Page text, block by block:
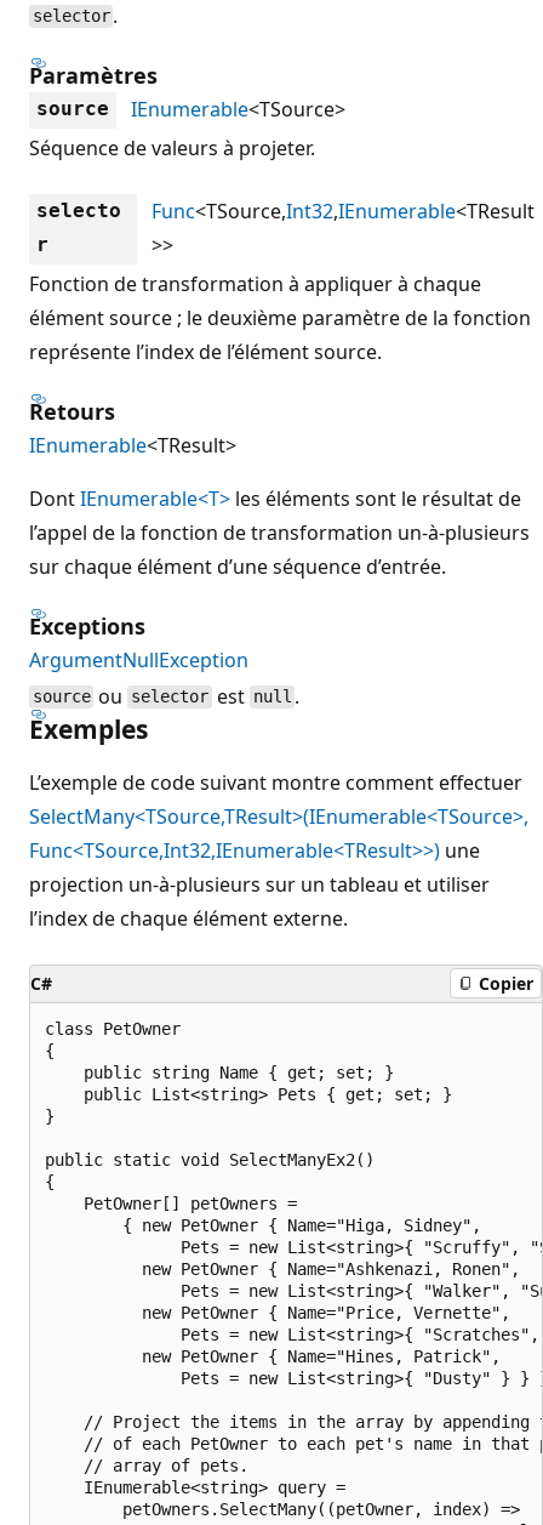
selector .
Paramètres
source IEnumerable<TSource>
Séquence de valeurs à projeter.
selecto
r
Func<TSource,Int32,IEnumerable<TResult
>>
Fonction de transformation à appliquer à chaque
élément source ; le deuxième paramètre de la fonction
représente l’index de l’élément source.
Retours
IEnumerable<TResult>
DontIEnumerable<T> les éléments sont le résultat de
l’appel de la fonction de transformation un-à-plusieurs
sur chaque élément d’une séquence d’entrée.
Exceptions
ArgumentNullException
source ou selector est null .
Exemples
L’exemple de code suivant montre comment effectuer
SelectMany<TSource,TResult>(IEnumerable<TSource>,
Func<TSource,Int32,IEnumerable<TResult>>) une
projection un-à-plusieurs sur un tableau et utiliser
l’index de chaque élément externe.
C# Copier
class PetOwner
{
    public string Name { get; set; }
    public List<string> Pets { get; set; }
}
public static void SelectManyEx2()
{
    PetOwner[] petOwners =
        { new PetOwner { Name="Higa, Sidney",
Pets = new List<string>{ "Scruffy",
          new PetOwner { Name="Ashkenazi, Ronen",
Pets = new List<string>{ "Walker",
          new PetOwner { Name="Price, Vernette",
Pets = new List<string>{
          new PetOwner { Name="Hines, Patrick",
Pets = new List<string>{ "Dusty" } }
// Project the items in the array by appending
// of each PetOwner to each pet's name in that
    // array of pets.
    IEnumerable<string> query =
        petOwners.SelectMany((petOwner, index) =>